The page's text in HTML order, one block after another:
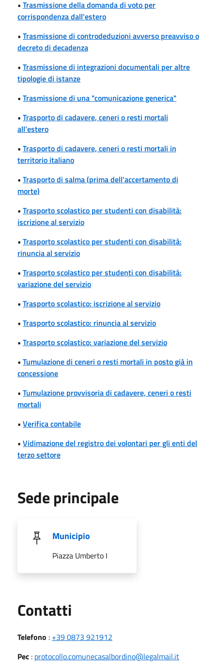
• Trasmissione della domanda di voto per
corrispondenza dall'estero
• Trasmissione di controdeduzioni avverso preavviso o
decreto di decadenza
• Trasmissione di integrazioni documentali per altre
tipologie di istanze
• Trasmissione di una "comunicazione generica"
• Trasporto di cadavere, ceneri o resti mortali
all'estero
• Trasporto di cadavere, ceneri o resti mortali in
territorio italiano
• Trasporto di salma (prima dell'accertamento di
morte)
• Trasporto scolastico per studenti con disabilità:
iscrizione al servizio
• Trasporto scolastico per studenti con disabilità:
rinuncia al servizio
• Trasporto scolastico per studenti con disabilità:
variazione del servizio
• Trasporto scolastico: iscrizione al servizio
• Trasporto scolastico: rinuncia al servizio
• Trasporto scolastico: variazione del servizio
• Tumulazione di ceneri o resti mortali in posto già in
concessione
• Tumulazione provvisoria di cadavere, ceneri o resti
mortali
• Verifica contabile
• Vidimazione del registro dei volontari per gli enti del
terzo settore
Sede principale
Municipio
Piazza Umberto I
Contatti
Telefono : +39 0873 921912
Pec : protocollo.comunecasalbordino@legalmail.it